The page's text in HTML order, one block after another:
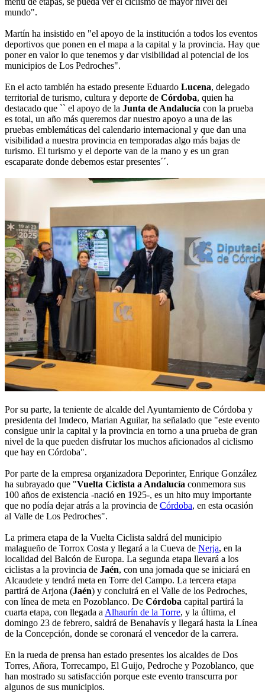
mundo".
Martín ha insistido en "el apoyo de la institución a todos los eventos
deportivos que ponen en el mapa a la capital y la provincia. Hay que
poner en valor lo que tenemos y dar visibilidad al potencial de los
municipios de Los Pedroches".
En el acto también ha estado presente Eduardo Lucena, delegado
territorial de turismo, cultura y deporte de Córdoba, quien ha
destacado que `` el apoyo de la Junta de Andalucía con la prueba
es total, un año más queremos dar nuestro apoyo a una de las
pruebas emblemáticas del calendario internacional y que dan una
visibilidad a nuestra provincia en temporadas algo más bajas de
turismo. El turismo y el deporte van de la mano y es un gran
escaparate donde debemos estar presentes´´.
Por su parte, la teniente de alcalde del Ayuntamiento de Córdoba y
presidenta del Imdeco, Marian Aguilar, ha señalado que "este evento
consigue unir la capital y la provincia en torno a una prueba de gran
nivel de la que pueden disfrutar los muchos aficionados al ciclismo
que hay en Córdoba".
Por parte de la empresa organizadora Deporinter, Enrique González
ha subrayado que "Vuelta Ciclista a Andalucía conmemora sus
100 años de existencia -nació en 1925-, es un hito muy importante
que no podía dejar atrás a la provincia de Córdoba, en esta ocasión
al Valle de Los Pedroches".
La primera etapa de la Vuelta Ciclista saldrá del municipio
malagueño de Torrox Costa y llegará a la Cueva de Nerja, en la
localidad del Balcón de Europa. La segunda etapa llevará a los
ciclistas a la provincia de Jaén, con una jornada que se iniciará en
Alcaudete y tendrá meta en Torre del Campo. La tercera etapa
partirá de Arjona (Jaén) y concluirá en el Valle de los Pedroches,
con línea de meta en Pozoblanco. De Córdoba capital partirá la
cuarta etapa, con llegada a Alhaurín de la Torre, y la última, el
domingo 23 de febrero, saldrá de Benahavís y llegará hasta la Línea
de la Concepción, donde se coronará el vencedor de la carrera.
En la rueda de prensa han estado presentes los alcaldes de Dos
Torres, Añora, Torrecampo, El Guijo, Pedroche y Pozoblanco, que
han mostrado su satisfacción porque este evento transcurra por
algunos de sus municipios.